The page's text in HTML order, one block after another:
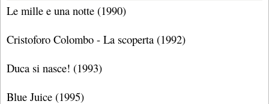
Le mille e una notte (1990)
Cristoforo Colombo - La scoperta (1992)
Duca si nasce! (1993)
Blue Juice (1995)